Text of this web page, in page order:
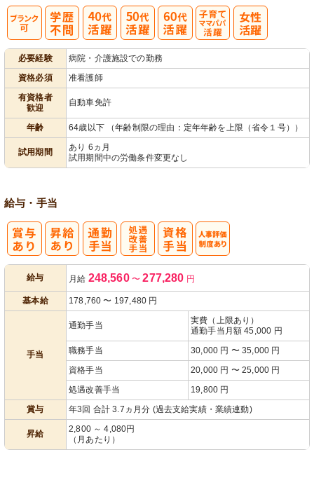
必要経験
病院・介護施設での勤務
資格必須
准看護師
有資格者
歓迎
自動車免許
年齢 64歳以下 （年齢制限の理由：定年年齢を上限（省令１号））
試用期間
あり 6ヵ月
試用期間中の労働条件変更なし
給与・手当
給与 月給 248,560 〜 277,280 円
基本給 178,760 〜 197,480 円
手当
通勤手当
実費（上限あり）
通勤手当月額 45,000 円
職務手当
30,000 円 〜 35,000 円
資格手当
20,000 円 〜 25,000 円
処遇改善手当
19,800 円
賞与
年3回 合計 3.7ヵ月分 (過去支給実績・業績連動)
昇給
2,800 ～ 4,080円
（月あたり）